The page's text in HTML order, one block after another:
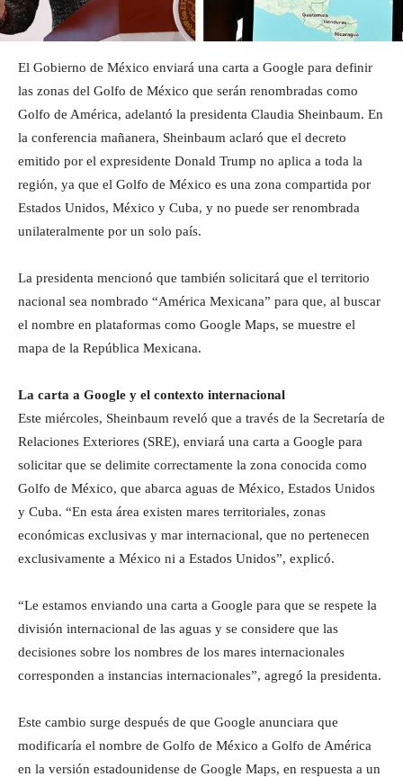
El Gobierno de México enviará una carta a Google para definir
las zonas del Golfo de México que serán renombradas como
Golfo de América, adelantó la presidenta Claudia Sheinbaum. En
la conferencia mañanera, Sheinbaum aclaró que el decreto
emitido por el expresidente Donald Trump no aplica a toda la
región, ya que el Golfo de México es una zona compartida por
Estados Unidos, México y Cuba, y no puede ser renombrada
unilateralmente por un solo país.
La presidenta mencionó que también solicitará que el territorio
nacional sea nombrado “América Mexicana” para que, al buscar
el nombre en plataformas como Google Maps, se muestre el
mapa de la República Mexicana.
La carta a Google y el contexto internacional
Este miércoles, Sheinbaum reveló que a través de la Secretaría de
Relaciones Exteriores (SRE), enviará una carta a Google para
solicitar que se delimite correctamente la zona conocida como
Golfo de México, que abarca aguas de México, Estados Unidos
y Cuba. “En esta área existen mares territoriales, zonas
económicas exclusivas y mar internacional, que no pertenecen
exclusivamente a México ni a Estados Unidos”, explicó.
“Le estamos enviando una carta a Google para que se respete la
división internacional de las aguas y se considere que las
decisiones sobre los nombres de los mares internacionales
corresponden a instancias internacionales”, agregó la presidenta.
Este cambio surge después de que Google anunciara que
modificaría el nombre de Golfo de México a Golfo de América
en la versión estadounidense de Google Maps, en respuesta a un